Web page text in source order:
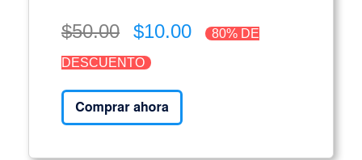
$50.00 $10.00 80% DE
DESCUENTO